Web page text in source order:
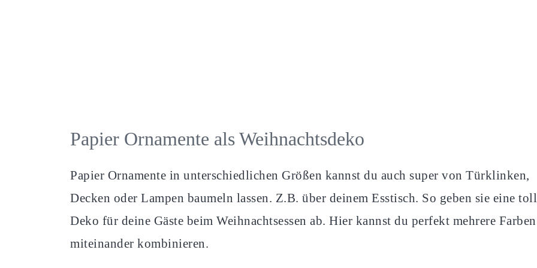
Papier Ornamente als Weihnachtsdeko
Papier Ornamente in unterschiedlichen Größen kannst du auch super von Türklinken,
Decken oder Lampen baumeln lassen. Z.B. über deinem Esstisch. So geben sie eine
Deko für deine Gäste beim Weihnachtsessen ab. Hier kannst du perfekt mehrere Farben
miteinander kombinieren.